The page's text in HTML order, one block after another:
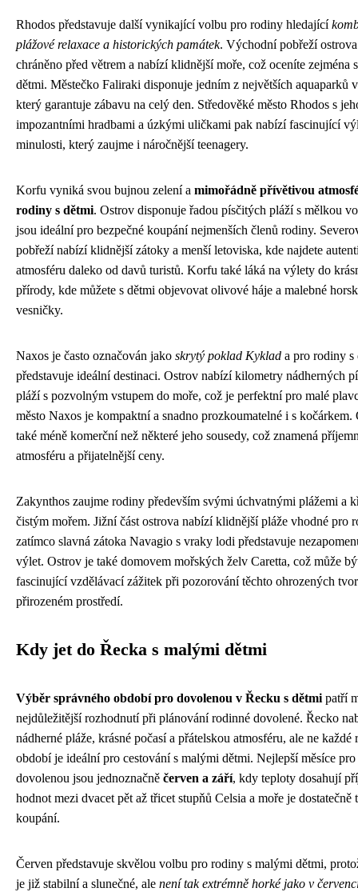
Rhodos představuje další vynikající volbu pro rodiny hledající
plážové relaxace a historických památek. Východní pobřeží
chráněno před větrem a nabízí klidnější moře, což oceníte zejména
dětmi. Městečko Faliraki disponuje jedním z největších aquaparků
který garantuje zábavu na celý den. Středověké město Rhodos s
impozantními hradbami a úzkými uličkami pak nabízí fascinující
minulosti, který zaujme i náročnější teenagery.
Korfu vyniká svou bujnou zelení a mimořádně přívětivou
rodiny s dětmi. Ostrov disponuje řadou písčitých pláží s mělkou
jsou ideální pro bezpečné koupání nejmenších členů rodiny.
pobřeží nabízí klidnější zátoky a menší letoviska, kde najdete
atmosféru daleko od davů turistů. Korfu také láká na výlety do
přírody, kde můžete s dětmi objevovat olivové háje a malebné
vesničky.
Naxos je často označován jako skrytý poklad Kyklad a pro rodiny s
představuje ideální destinaci. Ostrov nabízí kilometry nádherných
pláží s pozvolným vstupem do moře, což je perfektní pro malé
město Naxos je kompaktní a snadno prozkoumatelné i s kočárkem.
také méně komerční než některé jeho sousedy, což znamená
atmosféru a přijatelnější ceny.
Zakynthos zaujme rodiny především svými úchvatnými plážemi a
čistým mořem. Jižní část ostrova nabízí klidnější pláže vhodné pro
zatímco slavná zátoka Navagio s vraky lodi představuje
výlet. Ostrov je také domovem mořských želv Caretta, což může
fascinující vzdělávací zážitek při pozorování těchto ohrozených
přirozeném prostředí.
Kdy jet do Řecka s malými dětmi
Výběr správného období pro dovolenou v Řecku s dětmi patří
nejdůležitější rozhodnutí při plánování rodinné dovolené. Řecko
nádherné pláže, krásné počasí a přátelskou atmosféru, ale ne každé
období je ideální pro cestování s malými dětmi. Nejlepší měsíce
dovolenou jsou jednoznačně červen a září, kdy teploty dosahují
hodnot mezi dvacet pět až třicet stupňů Celsia a moře je dostatečně
koupání.
Červen představuje skvělou volbu pro rodiny s malými dětmi,
je již stabilní a slunečné, ale není tak extrémně horké jako v